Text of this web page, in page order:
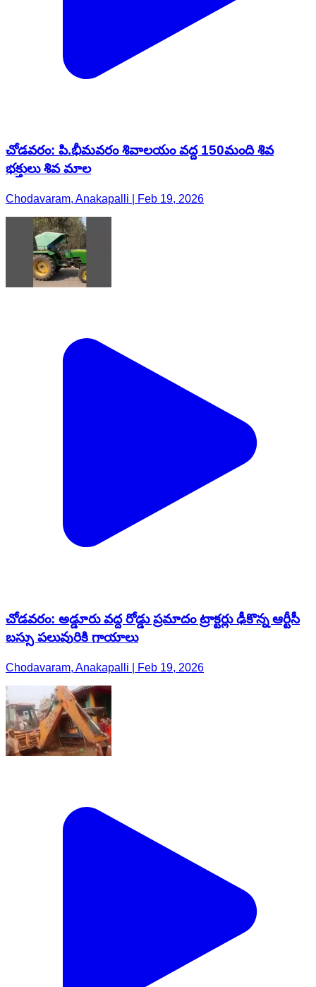
చోడవరం: పి.భీమవరం శివాలయం వద్ద 150మంది శివ
భక్తులు శివ మాల
Chodavaram, Anakapalli | Feb 19, 2026
చోడవరం: అడ్డూరు వద్ద రోడ్డు ప్రమాదం ట్రాక్టర్లు ఢీకొన్న ఆర్టీసీ
బస్సు పలువురికి గాయాలు
Chodavaram, Anakapalli | Feb 19, 2026